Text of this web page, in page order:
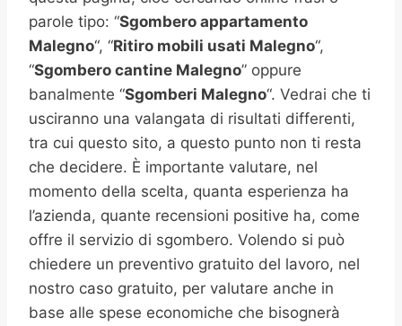
parole tipo: “Sgombero appartamento
Malegno“, “Ritiro mobili usati Malegno“,
“Sgombero cantine Malegno” oppure
banalmente “Sgomberi Malegno“. Vedrai che ti
usciranno una valangata di risultati differenti,
tra cui questo sito, a questo punto non ti resta
che decidere. È importante valutare, nel
momento della scelta, quanta esperienza ha
l’azienda, quante recensioni positive ha, come
offre il servizio di sgombero. Volendo si può
chiedere un preventivo gratuito del lavoro, nel
nostro caso gratuito, per valutare anche in
base alle spese economiche che bisognerà